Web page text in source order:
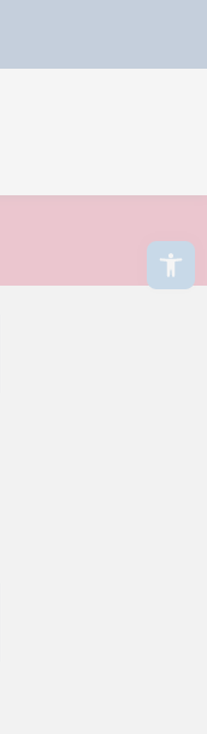
Abrir a barra de ferramentas